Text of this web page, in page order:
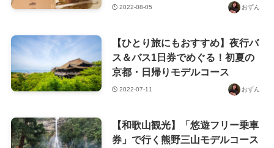
2022-08-05 おずん
【ひとり旅にもおすすめ】夜行バ
ス＆バス1日券でめぐる！初夏の
京都・日帰りモデルコース
2022-07-11 おずん
【和歌山観光】「悠遊フリー乗車
券」で行く熊野三山モデルコース